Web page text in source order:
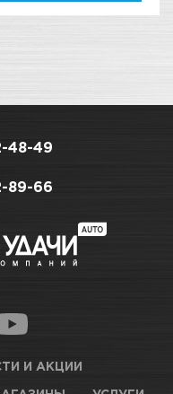
48-49
89-66
И АКЦИИ